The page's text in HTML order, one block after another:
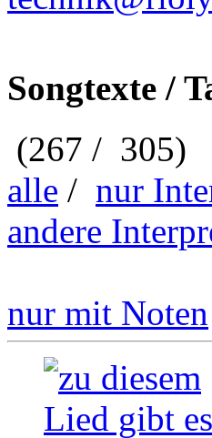
Songtexte /
(267 / 305)
alle / nur
andere
nur mit Noten